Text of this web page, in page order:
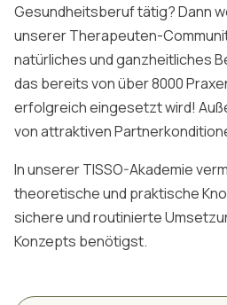
Gesundheitsberuf tätig? Dann
unserer Therapeuten-
natürliches und ganzheitliches
das bereits von über 8000
erfolgreich eingesetzt wird!
von attraktiven
In unserer TISSO-Akademie
theoretische und praktische
sichere und routinierte
Konzepts benötigst.